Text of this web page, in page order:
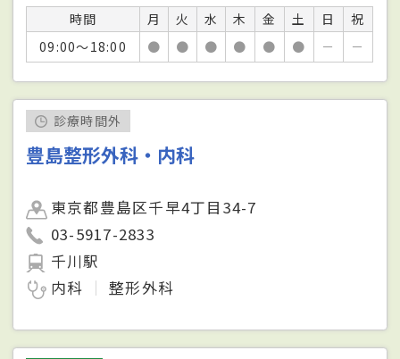
時間 月 火 水 木 金 土 日
祝
09:00～18:00
● ● ● ● ● ● － －
診療時間外
豊島整形外科・内科
東京都豊島区千早4丁目34-7
03-5917-2833
千川駅
内科
整形外科